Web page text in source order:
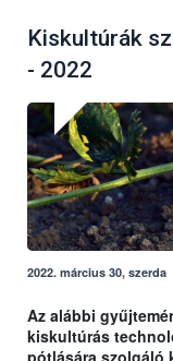
Kiskultúrák
- 2022
2022. március 30, szerda
Az alábbi
kiskultúrás